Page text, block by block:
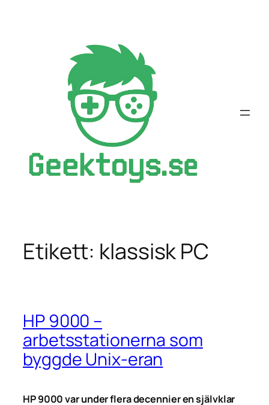
Etikett: klassisk PC
HP 9000 –
arbetsstationerna som
byggde Unix-eran
HP 9000 var under flera decennier en självklar